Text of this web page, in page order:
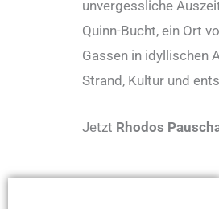
unvergessliche
Quinn-Bucht, ein Ort
Gassen in idyllischen
Strand, Kultur und
Jetzt Rhodos